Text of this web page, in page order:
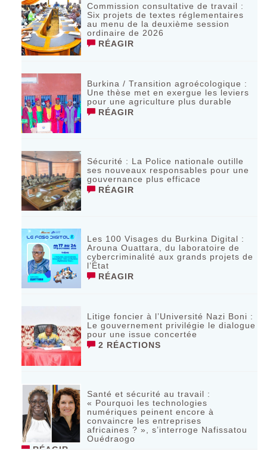
Commission consultative de travail :
Six projets de textes réglementaires
au menu de la deuxième session
ordinaire de 2026
RÉAGIR
Burkina / Transition agroécologique :
Une thèse met en exergue les leviers
pour une agriculture plus durable
RÉAGIR
Sécurité : La Police nationale outille
ses nouveaux responsables pour une
gouvernance plus efficace
RÉAGIR
Les 100 Visages du Burkina Digital :
Arouna Ouattara, du laboratoire de
cybercriminalité aux grands projets de
l’État
RÉAGIR
Litige foncier à l’Université Nazi Boni :
Le gouvernement privilégie le dialogue
pour une issue concertée
2 RÉACTIONS
Santé et sécurité au travail :
« Pourquoi les technologies
numériques peinent encore à
convaincre les entreprises
africaines ? », s’interroge Nafissatou
Ouédraogo